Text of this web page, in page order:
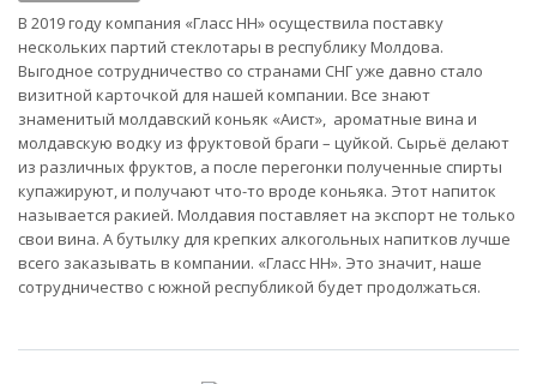
В 2019 году компания «Гласс НН» осуществила поставку
нескольких партий стеклотары в республику Молдова.
Выгодное сотрудничество со странами СНГ уже давно стало
визитной карточкой для нашей компании. Все знают
знаменитый молдавский коньяк «Аист», ароматные вина и
молдавскую водку из фруктовой браги – цуйкой. Сырьё делают
из различных фруктов, а после перегонки полученные спирты
купажируют, и получают что-то вроде коньяка. Этот напиток
называется ракией. Молдавия поставляет на экспорт не только
свои вина. А бутылку для крепких алкогольных напитков лучше
всего заказывать в компании. «Гласс НН». Это значит, наше
сотрудничество с южной республикой будет продолжаться.